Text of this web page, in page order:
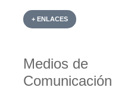
+ ENLACES
Medios de
Comunicación